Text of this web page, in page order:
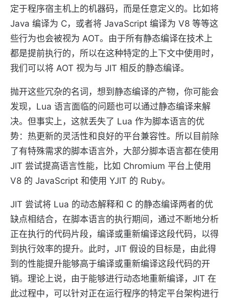
定于程序宿主机上的机器码，而是任意定义的。比如将
Java 编译为 C，或者将 JavaScript 编译为 V8 等等这
些行为也会被视为 AOT。由于所有静态编译在技术上
都是提前执行的，所以在这种特定的上下文中使用时，
我们可以将 AOT 视为与 JIT 相反的静态编译。
抛开这些冗杂的名词，想到静态编译的产物，你可能会
发现，Lua 语言面临的问题也可以通过静态编译来解
决。但事实上，这就丢失了 Lua 作为脚本语言的优
势：热更新的灵活性和良好的平台兼容性。所以目前除
了有特殊需求的脚本语言外，大部分脚本语言都在使用
JIT 尝试提高语言性能，比如 Chromium 平台上使用
V8 的 JavaScript 和使用 YJIT 的 Ruby。
JIT 尝试将 Lua 的动态解释和 C 的静态编译两者的优
缺点相结合，在脚本语言的执行期间，通过不断地分析
正在执行的代码片段，编译或重新编译这段代码，以得
到执行效率的提升。此时，JIT 假设的目标是，由此得
到的性能提升能够高于编译或重新编译这段代码的开
销。理论上说，由于能够进行动态地重新编译，JIT 在
此过程中，可以针对正在运行程序的特定平台架构进行